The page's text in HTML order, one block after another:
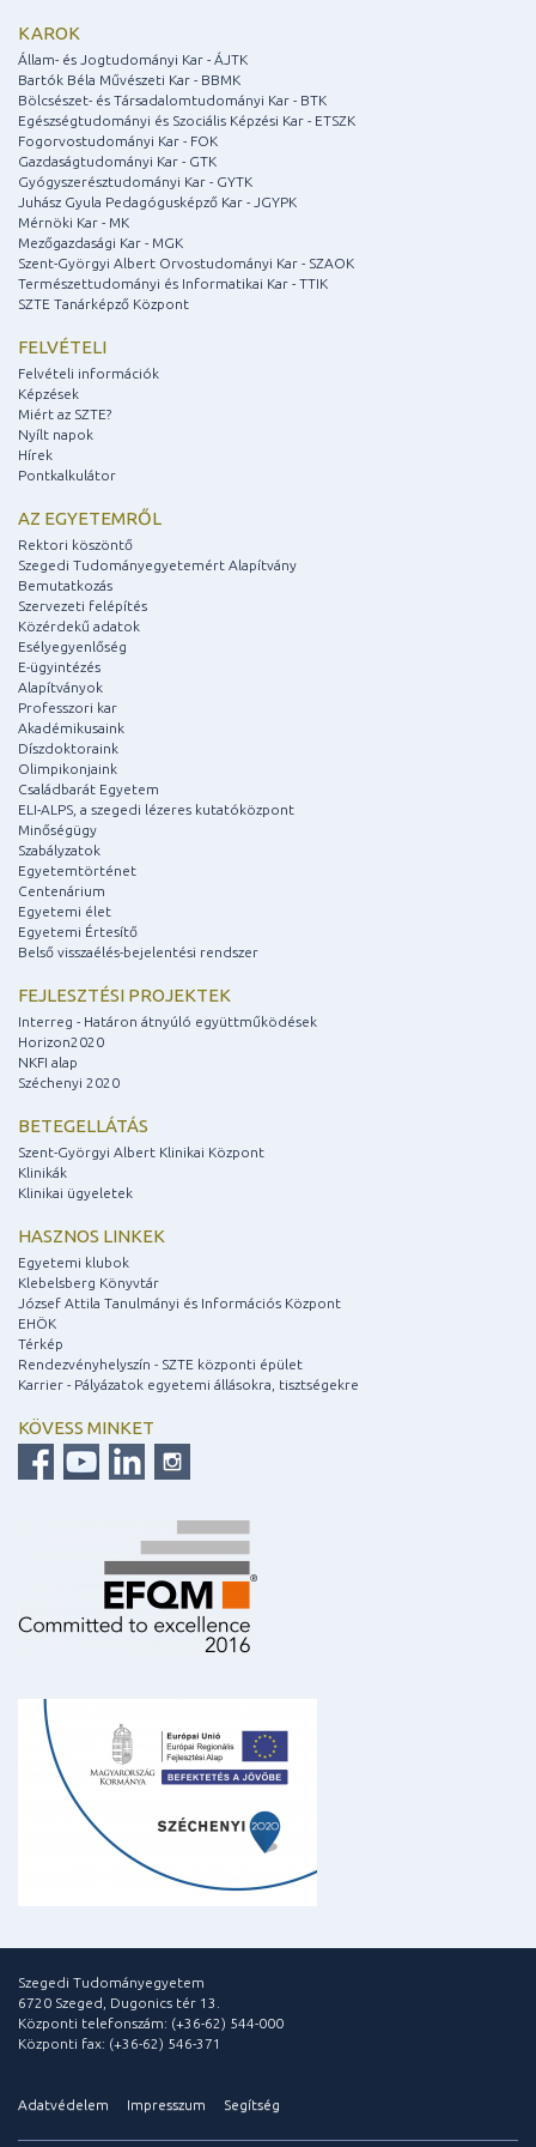
KAROK
Állam- és Jogtudományi Kar - ÁJTK
Bartók Béla Művészeti Kar - BBMK
Bölcsészet- és Társadalomtudományi Kar - BTK
Egészségtudományi és Szociális Képzési Kar - ETSZK
Fogorvostudományi Kar - FOK
Gazdaságtudományi Kar - GTK
Gyógyszerésztudományi Kar - GYTK
Juhász Gyula Pedagógusképző Kar - JGYPK
Mérnöki Kar - MK
Mezőgazdasági Kar - MGK
Szent-Györgyi Albert Orvostudományi Kar - SZAOK
Természettudományi és Informatikai Kar - TTIK
SZTE Tanárképző Központ
FELVÉTELI
Felvételi információk
Képzések
Miért az SZTE?
Nyílt napok
Hírek
Pontkalkulátor
AZ EGYETEMRŐL
Rektori köszöntő
Szegedi Tudományegyetemért Alapítvány
Bemutatkozás
Szervezeti felépítés
Közérdekű adatok
Esélyegyenlőség
E-ügyintézés
Alapítványok
Professzori kar
Akadémikusaink
Díszdoktoraink
Olimpikonjaink
Családbarát Egyetem
ELI-ALPS, a szegedi lézeres kutatóközpont
Minőségügy
Szabályzatok
Egyetemtörténet
Centenárium
Egyetemi élet
Egyetemi Értesítő
Belső visszaélés-bejelentési rendszer
FEJLESZTÉSI PROJEKTEK
Interreg - Határon átnyúló együttműködések
Horizon2020
NKFI alap
Széchenyi 2020
BETEGELLÁTÁS
Szent-Györgyi Albert Klinikai Központ
Klinikák
Klinikai ügyeletek
HASZNOS LINKEK
Egyetemi klubok
Klebelsberg Könyvtár
József Attila Tanulmányi és Információs Központ
EHÖK
Térkép
Rendezvényhelyszín - SZTE központi épület
Karrier - Pályázatok egyetemi állásokra, tisztségekre
KÖVESS MINKET
Szegedi Tudományegyetem
6720 Szeged, Dugonics tér 13.
Központi telefonszám: (+36-62) 544-000
Központi fax: (+36-62) 546-371
Adatvédelem Impresszum Segítség